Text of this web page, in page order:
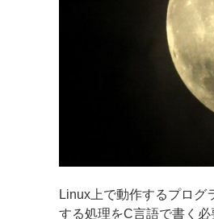
Linux上で動作するプログ
する処理をC言語で書く